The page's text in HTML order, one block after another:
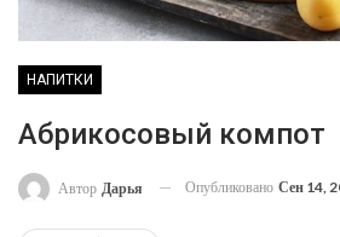
НАПИТКИ
Абрикосовый компот
Автор Дарья Опубликовано Сен 14,